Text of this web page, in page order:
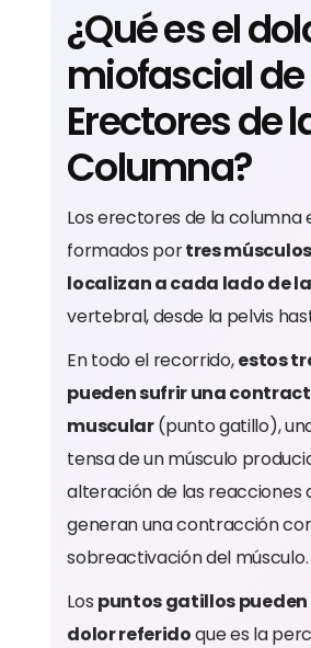
¿Qué es el
miofascial de
Erectores de
Columna?
Los erectores de la columna
formados portres
localizan a cada lado de
vertebral, desde la pelvis
En todo el recorrido,estos
pueden sufrir una
muscular(punto gatillo),
tensa de un músculo
alteración de las reacciones
generan una contracción
sobreactivación del músculo.
Los puntos gatillos
dolor referidoque es la